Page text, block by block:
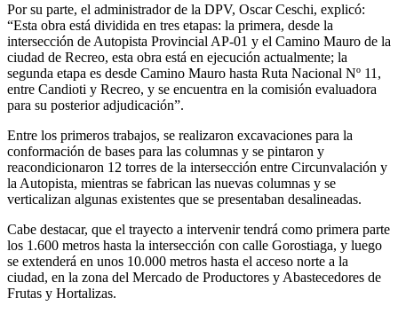
Por su parte, el administrador de la DPV, Oscar Ceschi, explicó:
“Esta obra está dividida en tres etapas: la primera, desde la
intersección de Autopista Provincial AP-01 y el Camino Mauro de la
ciudad de Recreo, esta obra está en ejecución actualmente; la
segunda etapa es desde Camino Mauro hasta Ruta Nacional Nº 11,
entre Candioti y Recreo, y se encuentra en la comisión evaluadora
para su posterior adjudicación”.
Entre los primeros trabajos, se realizaron excavaciones para la
conformación de bases para las columnas y se pintaron y
reacondicionaron 12 torres de la intersección entre Circunvalación y
la Autopista, mientras se fabrican las nuevas columnas y se
verticalizan algunas existentes que se presentaban desalineadas.
Cabe destacar, que el trayecto a intervenir tendrá como primera parte
los 1.600 metros hasta la intersección con calle Gorostiaga, y luego
se extenderá en unos 10.000 metros hasta el acceso norte a la
ciudad, en la zona del Mercado de Productores y Abastecedores de
Frutas y Hortalizas.